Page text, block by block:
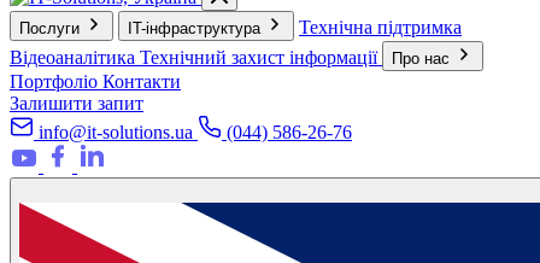
Послуги IT-інфраструктура
Технічна підтримка
Відеоаналітика Технічний захист інформації Про нас
Портфоліо Контакти
Залишити запит
info@it-solutions.ua
(044) 586-26-76